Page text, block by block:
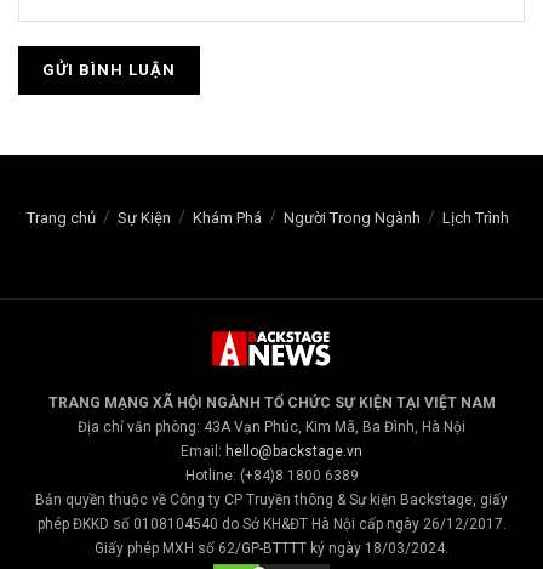
Trang chủ Sự Kiện Khám Phá Người Trong Ngành Lịch Trình
TRANG MẠNG XÃ HỘI NGÀNH TỔ CHỨC SỰ KIỆN TẠI VIỆT NAM
Địa chỉ văn phòng: 43A Vạn Phúc, Kim Mã, Ba Đình, Hà Nội
Email: hello@backstage.vn
Hotline: (+84)8 1800 6389
Bản quyền thuộc về Công ty CP Truyền thông & Sự kiện Backstage, giấy
phép ĐKKD số 0108104540 do Sở KH&ĐT Hà Nội cấp ngày 26/12/2017.
Giấy phép MXH số 62/GP-BTTTT ký ngày 18/03/2024.